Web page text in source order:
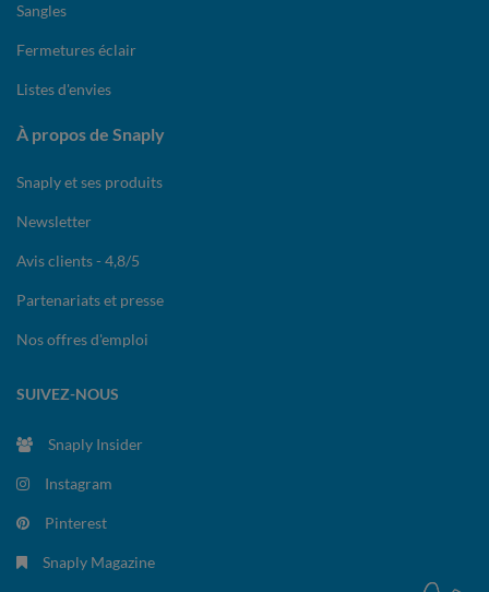
Sangles
Fermetures éclair
Listes d'envies
À propos de Snaply
Snaply et ses produits
Newsletter
Avis clients - 4,8/5
Partenariats et presse
Nos offres d'emploi
SUIVEZ-NOUS
Snaply Insider
Instagram
Pinterest
Snaply Magazine